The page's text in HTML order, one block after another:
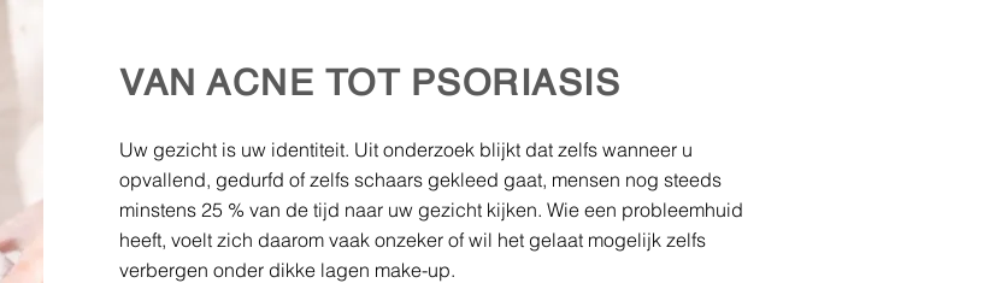
VAN ACNE TOT PSORIASIS
Uw gezicht is uw identiteit. Uit onderzoek blijkt dat zelfs wanneer u
opvallend, gedurfd of zelfs schaars gekleed gaat, mensen nog steeds
minstens 25 % van de tijd naar uw gezicht kijken. Wie een probleemhuid
heeft, voelt zich daarom vaak onzeker of wil het gelaat mogelijk zelfs
verbergen onder dikke lagen make-up.